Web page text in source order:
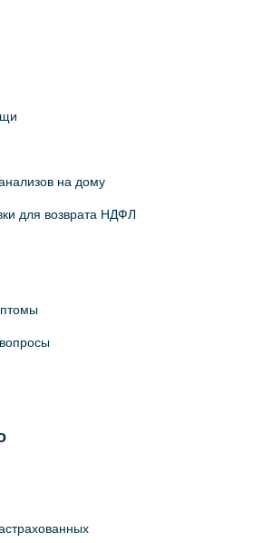
шоссе, 54, к.3
центр на Кондратьевском
партнёр)
на дому
для возврата НДФЛ